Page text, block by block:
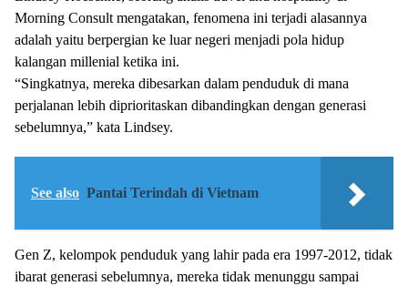
Morning Consult mengatakan, fenomena ini terjadi alasannya
adalah yaitu berpergian ke luar negeri menjadi pola hidup
kalangan millenial ketika ini.
“Singkatnya, mereka dibesarkan dalam penduduk di mana
perjalanan lebih diprioritaskan dibandingkan dengan generasi
sebelumnya,” kata Lindsey.
See also Pantai Terindah di Vietnam
Gen Z, kelompok penduduk yang lahir pada era 1997-2012, tidak
ibarat generasi sebelumnya, mereka tidak menunggu sampai